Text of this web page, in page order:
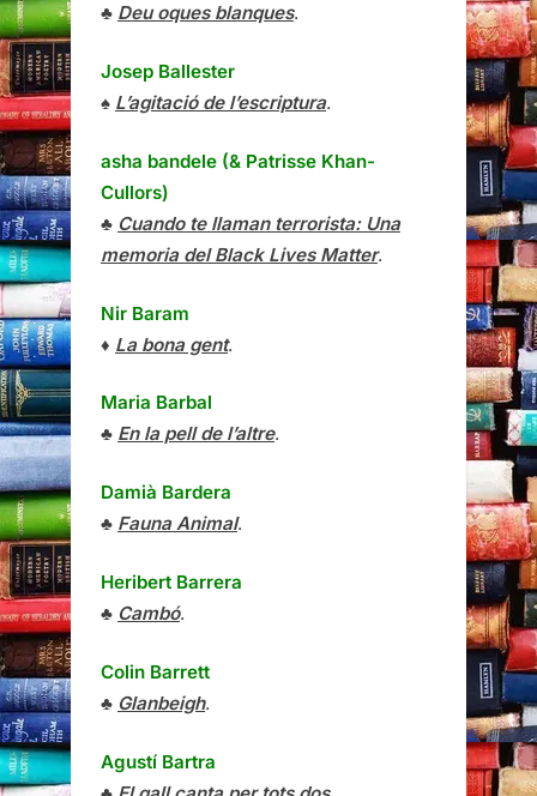
♣ Deu oques blanques.
Josep Ballester
♠ L’agitació de l’escriptura.
asha bandele (& Patrisse Khan-
Cullors)
♣ Cuando te llaman terrorista: Una
memoria del Black Lives Matter.
Nir Baram
♦ La bona gent.
Maria Barbal
♣ En la pell de l’altre.
Damià Bardera
♣ Fauna Animal.
Heribert Barrera
♣ Cambó.
Colin Barrett
♣ Glanbeigh.
Agustí Bartra